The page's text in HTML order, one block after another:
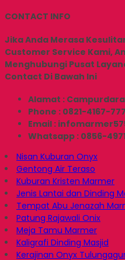
CONTACT INFO
Jika Anda Merasa
Customer Service Kami,
Menghubungi Pusat
Contact Di Bawah Ini
Alamat :
Phone : 0821-4167-
Email :
Whatsapp : 0856-
Nisan Kuburan Onyx
Gentong Air Teraso
Kuburan Kristen Marmer
Jenis Lantai dan Dinding
Tempat Abu Jenazah
Patung Rajawali Onix
Meja Tamu Marmer
Kaligrafi Dinding Masjid
Kerajinan Onyx